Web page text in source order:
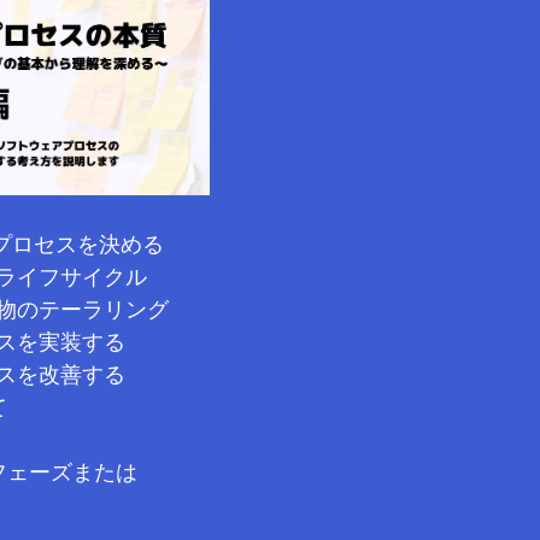
セスを決める
イフサイクル
のテーラリング
を実装する
を改善する
ーズまたは